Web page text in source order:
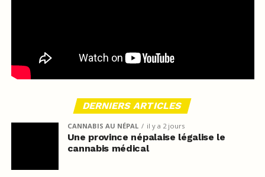
DERNIERS ARTICLES
CANNABIS AU NÉPAL il y a 2 jours
Une province népalaise légalise le
cannabis médical